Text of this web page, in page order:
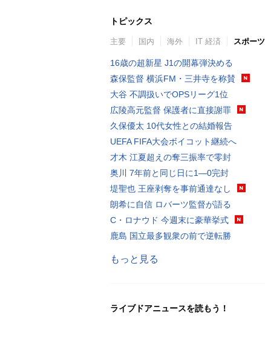
トピックス
主要 国内 海外 IT 経済 スポーツ
16歳の超新星 J1の開幕弾決める
森保監督 横浜FM・三井寺を称賛
大谷 不調扱いでOPSリーグ1位
広陵高元監督 保護者に直接謝罪
久保優太 10代女性との結婚報告
UEFA FIFA大会ボイコット継続へ
才木 江夏超えの奪三振率で零封
奥川 7年前と同じ日に1―0完封
堤聖也 王座剥奪を事前通達なし
朗希に自信 ロバーツ監督が語る
C・ロナウド 今週末に豪華挙式
鹿島 国立最多観衆の前で逆転勝
もっと見る
ライブドアニュースを読もう！